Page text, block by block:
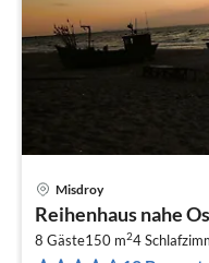
Misdroy
Reihenhaus nahe
8 Gäste150 m24